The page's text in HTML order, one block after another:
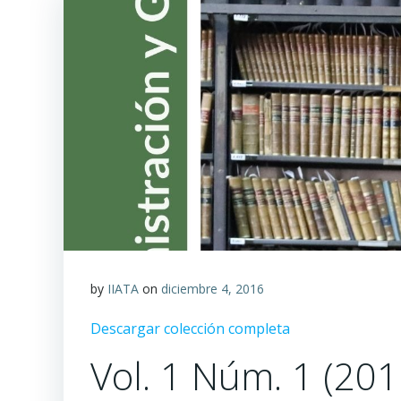
by IIATA on diciembre 4, 2016
Descargar colección completa
Vol. 1 Núm. 1